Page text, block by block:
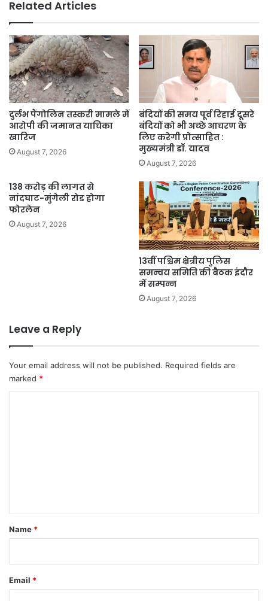
हिरासत
में
Related Articles
दुर्लभ पैंगोलिन तस्करी मामले में
आरोपी की जमानत याचिका
खारिज
August 7, 2026
बंदियों की समय पूर्व रिहाई दूसरे
बंदियों को भी अच्छे आचरण के
लिए करेगी प्रोत्साहित :
मुख्यमंत्री डॉ. यादव
August 7, 2026
138 करोड़ की लागत से
नांदघाट-मुंगेली रोड होगा
फोरलेन
August 7, 2026
13वीं पश्चिम क्षेत्रीय पुलिस
समन्वय समिति की बैठक इंदौर
में सम्पन्न
August 7, 2026
Leave a Reply
Your email address will not be published. Required fields are
marked *
*
Name *
Email *